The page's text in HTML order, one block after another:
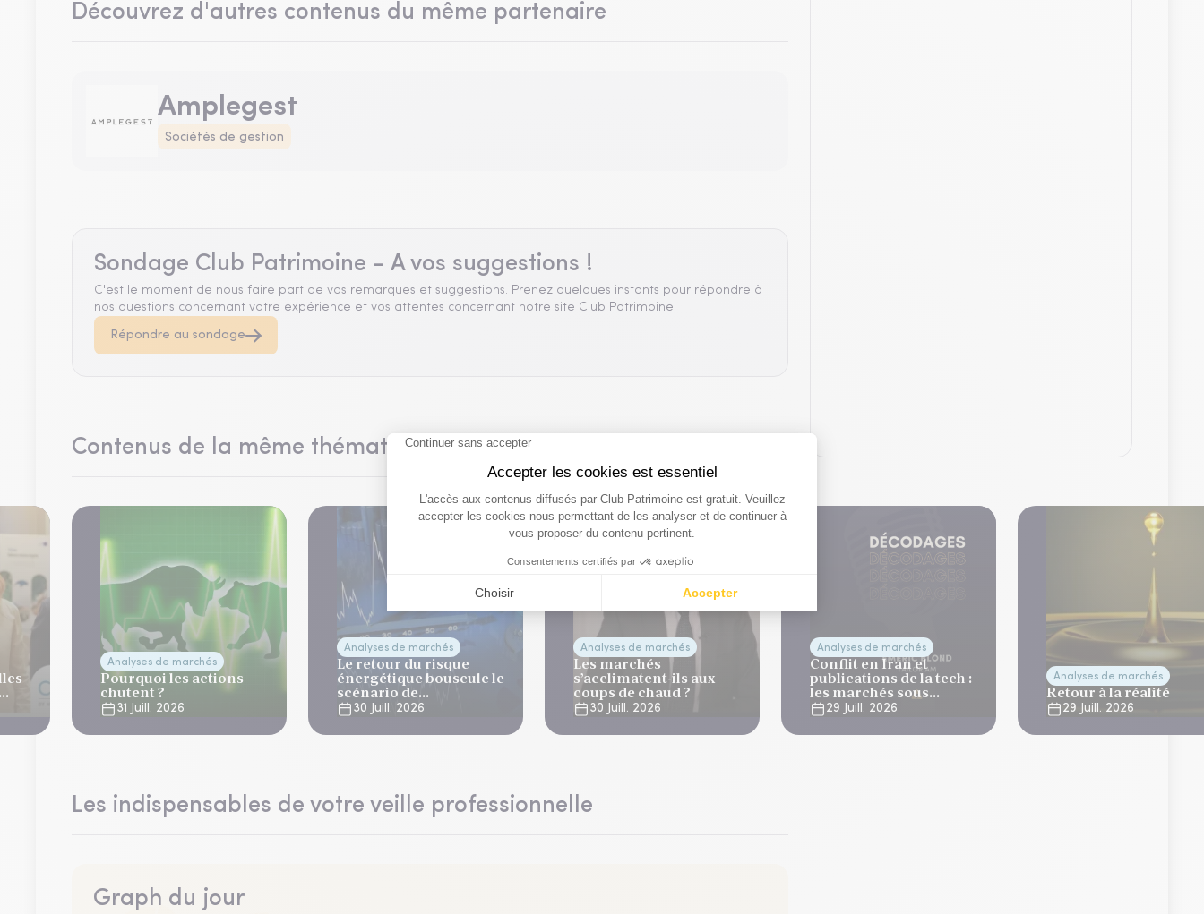
Découvrez d'autres contenus du même partenaire
Amplegest
Sociétés de gestion
Sondage Club Patrimoine - A vos suggestions !
C'est le moment de nous faire part de vos remarques et suggestions. Prenez quelques instants pour répondre à
nos questions concernant votre expérience et vos attentes concernant notre site Club Patrimoine.
Répondre au sondage
Contenus de la même thématique
Analyses de marchés
Pourquoi les actions
chutent ?
31 Juill. 2026
Analyses de marchés
Le retour du risque
énergétique bouscule le
scénario de
normalisation
30 Juill. 2026
Analyses de marchés
Les marchés
s’acclimatent-ils aux
coups de chaud ?
30 Juill. 2026
Analyses de marchés
Conflit en Iran et
publications de la tech :
les marchés sous
tension
29 Juill. 2026
Analyses de marchés
Retour à la réalité
29 Juill. 2026
Les indispensables de votre veille professionnelle
Graph du jour